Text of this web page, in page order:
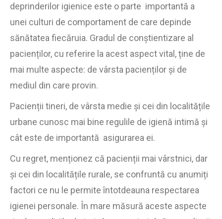
deprinderilor igienice este o parte importantă a
unei culturi de comportament de care depinde
sănătatea fiecăruia. Gradul de conștientizare al
pacienților, cu referire la acest aspect vital, ține de
mai multe aspecte: de vârsta pacienților și de
mediul din care provin.
Pacienții tineri, de vârsta medie și cei din localitățile
urbane cunosc mai bine regulile de igienă intimă și
cât este de importantă asigurarea ei.
Cu regret, menționez că pacienții mai vârstnici, dar
și cei din localitățile rurale, se confruntă cu anumiți
factori ce nu le permite întotdeauna respectarea
igienei personale. În mare măsură aceste aspecte